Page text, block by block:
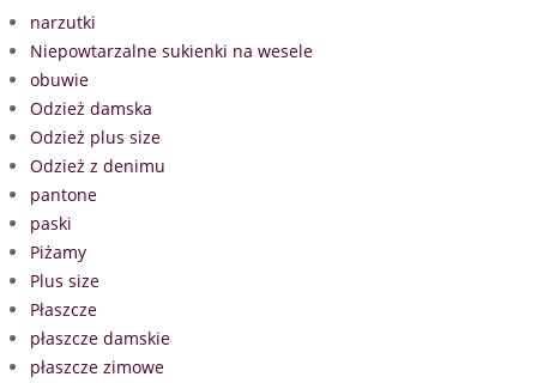
narzutki
Niepowtarzalne sukienki na wesele
obuwie
Odzież damska
Odzież plus size
Odzież z denimu
pantone
paski
Piżamy
Plus size
Płaszcze
płaszcze damskie
płaszcze zimowe